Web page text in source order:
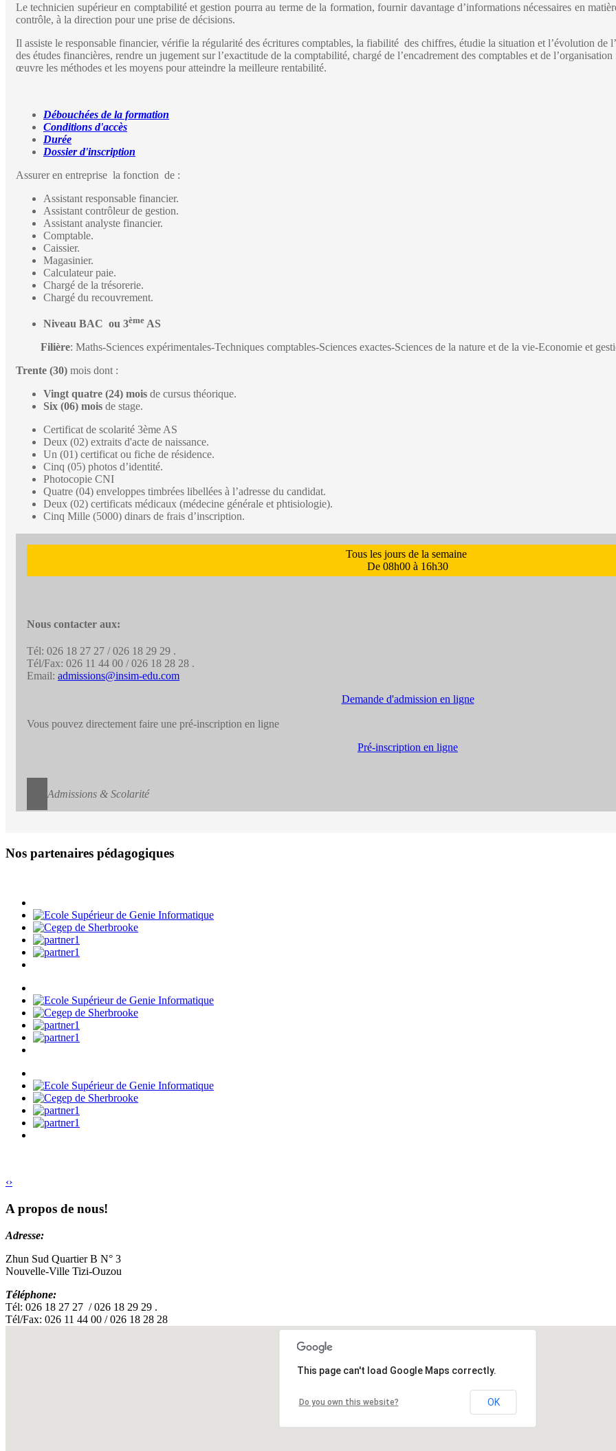
Le technicien supérieur en comptabilité et gestion pourra au terme de la formation, fournir davantage d’informations nécessaires en
contrôle, à la direction pour une prise de décisions.
Il assiste le responsable financier, vérifie la régularité des écritures comptables, la fiabilité des chiffres, étudie la situation et l’évolution de
des études financières, rendre un jugement sur l’exactitude de la comptabilité, chargé de l’encadrement des comptables et de
œuvre les méthodes et les moyens pour atteindre la meilleure rentabilité.
Débouchées de la formation
Conditions d'accès
Durée
Dossier d'inscription
Assurer en entreprise la fonction de :
Assistant responsable financier.
Assistant contrôleur de gestion.
Assistant analyste financier.
Comptable.
Caissier.
Magasinier.
Calculateur paie.
Chargé de la trésorerie.
Chargé du recouvrement.
Niveau BAC ou 3ème AS
Filière: Maths-Sciences expérimentales-Techniques comptables-Sciences exactes-Sciences de la nature et de la vie-Economie et
Trente (30) mois dont :
Vingt quatre (24) mois de cursus théorique.
Six (06) mois de stage.
Certificat de scolarité 3ème AS
Deux (02) extraits d'acte de naissance.
Un (01) certificat ou fiche de résidence.
Cinq (05) photos d’identité.
Photocopie CNI
Quatre (04) enveloppes timbrées libellées à l’adresse du candidat.
Deux (02) certificats médicaux (médecine générale et phtisiologie).
Cinq Mille (5000) dinars de frais d’inscription.
Tous les jours de la semaine
De 08h00 à 16h30
Nous contacter aux:
Tél: 026 18 27 27 / 026 18 29 29 .
Tél/Fax: 026 11 44 00 / 026 18 28 28 .
Email: admissions@insim-edu.com
Demande d'admission en ligne
Vous pouvez directement faire une pré-inscription en ligne
Pré-inscription en ligne
Admissions & Scolarité
Nos partenaires pédagogiques
‹›
A propos de nous!
Adresse:
Zhun Sud Quartier B N° 3
Nouvelle-Ville Tizi-Ouzou
Téléphone:
Tél: 026 18 27 27 / 026 18 29 29 .
Tél/Fax: 026 11 44 00 / 026 18 28 28
This page can't load Google Maps correctly.
Do you own this website? OK